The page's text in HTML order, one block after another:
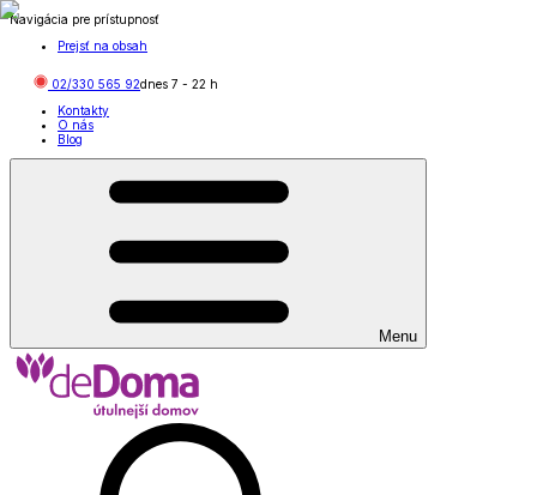
Navigácia pre prístupnosť
Prejsť na obsah
02/330 565 92dnes 7 - 22 h
Kontakty
O nás
Blog
Menu